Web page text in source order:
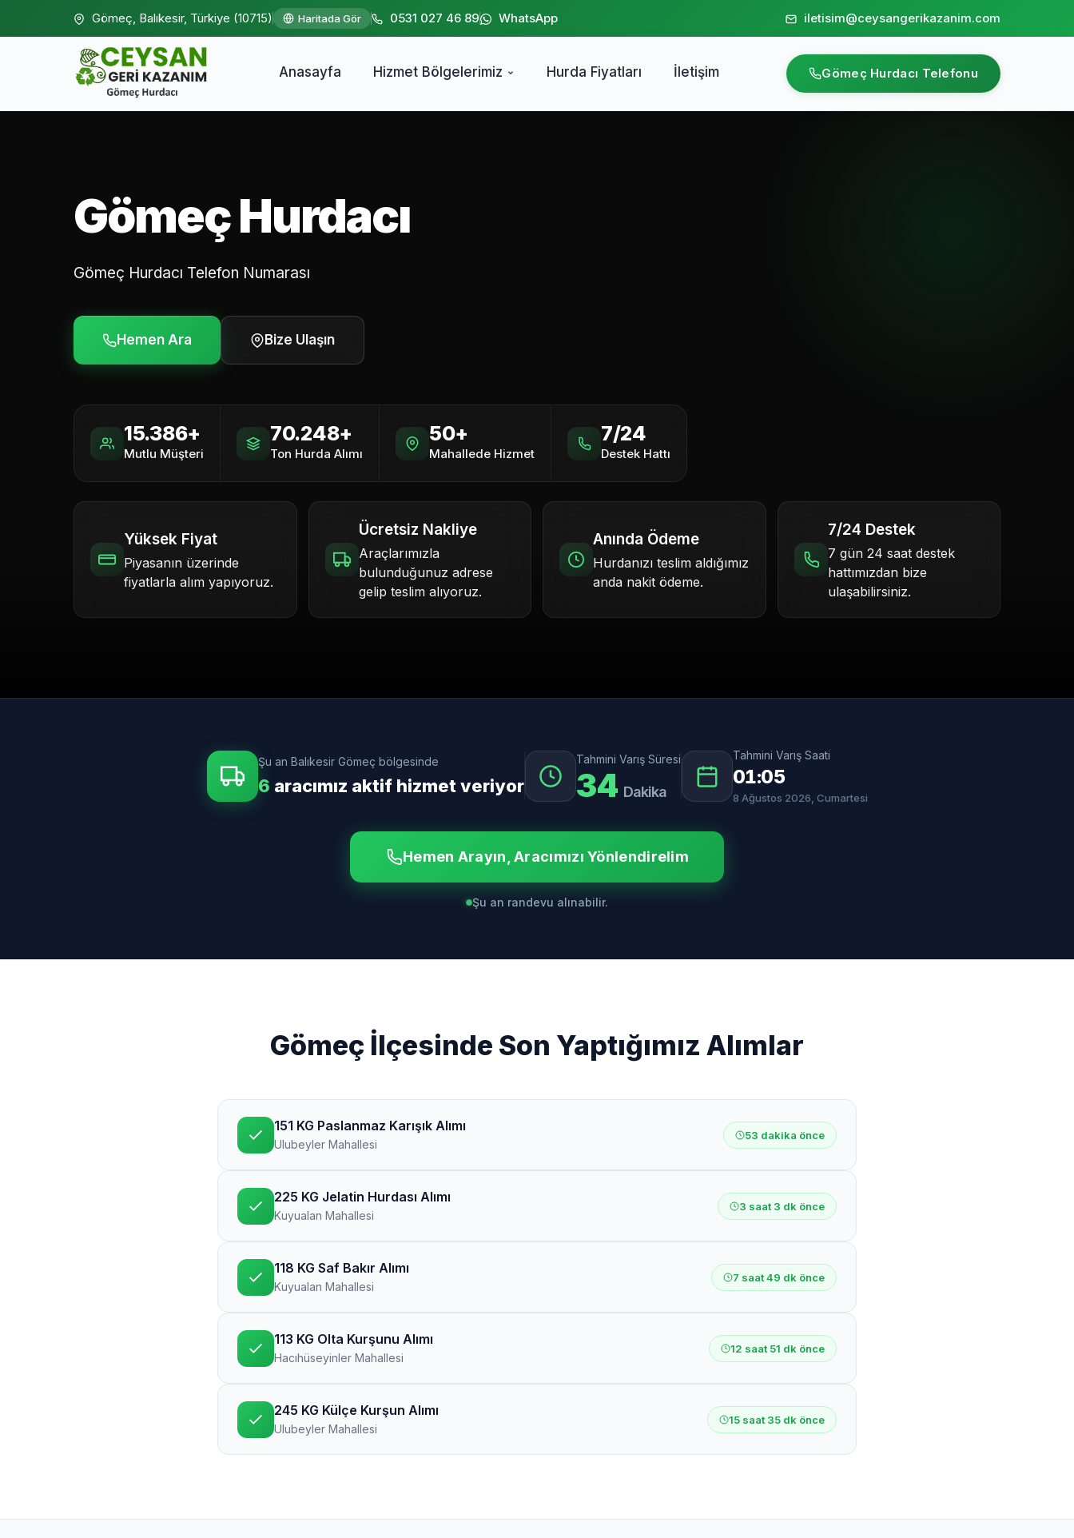
Gömeç, Balıkesir, Türkiye (10715) Haritada Gör 0531 027 46 89 WhatsApp iletisim@ceysangerikazanim.com
Anasayfa Hizmet Bölgelerimiz Hurda Fiyatları İletişim Gömeç Hurdacı Telefonu
Gömeç Hurdacı
Gömeç Hurdacı Telefon Numarası
Hemen Ara Bize Ulaşın
15.386+
Mutlu Müşteri
70.248+
Ton Hurda Alımı
50+
Mahallede Hizmet
7/24
Destek Hattı
Yüksek Fiyat
Piyasanın üzerinde
fiyatlarla alım yapıyoruz.
Ücretsiz Nakliye
Araçlarımızla
bulunduğunuz adrese
gelip teslim alıyoruz.
Anında Ödeme
Hurdanızı teslim aldığımız
anda nakit ödeme.
7/24 Destek
7 gün 24 saat destek
hattımızdan bize
ulaşabilirsiniz.
Şu an Balıkesir Gömeç bölgesinde
6 aracımız aktif hizmet veriyor
Tahmini Varış Süresi
34 Dakika
Tahmini Varış Saati
01:05
8 Ağustos 2026, Cumartesi
Hemen Arayın, Aracımızı Yönlendirelim
Şu an randevu alınabilir.
Gömeç İlçesinde Son Yaptığımız Alımlar
151 KG Paslanmaz Karışık Alımı
Ulubeyler Mahallesi
53 dakika önce
225 KG Jelatin Hurdası Alımı
Kuyualan Mahallesi
3 saat 3 dk önce
118 KG Saf Bakır Alımı
Kuyualan Mahallesi
7 saat 49 dk önce
113 KG Olta Kurşunu Alımı
Hacıhüseyinler Mahallesi
12 saat 51 dk önce
245 KG Külçe Kurşun Alımı
Ulubeyler Mahallesi
15 saat 35 dk önce